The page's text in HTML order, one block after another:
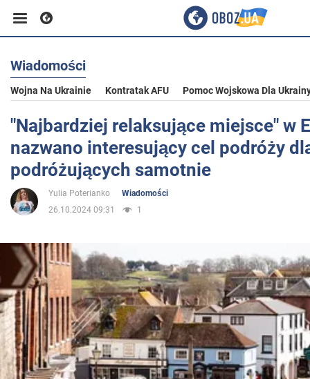
Biznes
Sport
Rozrywka
Życie
Polityka
Społeczeństwo
Wojna na Ukrainie
Wiadomości
Wojna Na Ukrainie Kontratak AFU Pomoc Wojskowa Dla
"Najbardziej relaksujące miejsce" w
nazwano interesujący cel podróży
podróżujących samotnie
Yulia Poterianko
Wiadomości
26.10.2024 09:31
1